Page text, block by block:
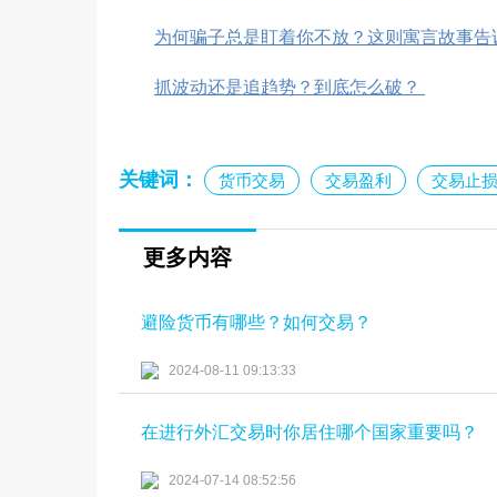
为何骗子总是盯着你不放？这则寓言故事告
抓波动还是追趋势？到底怎么破？
关键词： 货币交易 交易盈利 交易止损
更多内容
避险货币有哪些？如何交易？
2024-08-11 09:13:33
在进行外汇交易时你居住哪个国家重要吗？
2024-07-14 08:52:56